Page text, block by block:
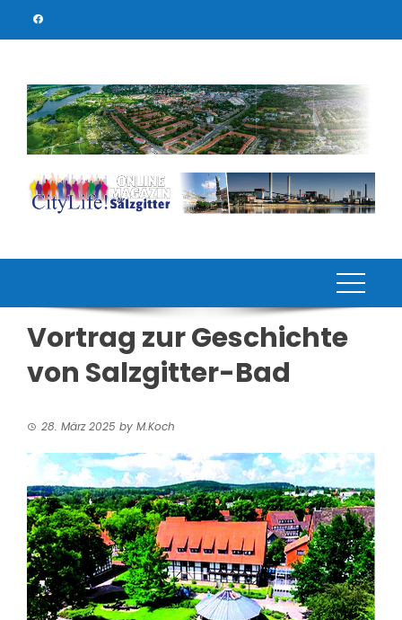
Vortrag zur Geschichte
von Salzgitter-Bad
28. März 2025 by M.Koch